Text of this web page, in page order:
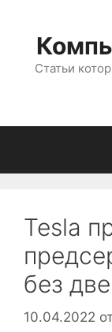
содержимому
Статьи
Tesla
без
10.04.2022